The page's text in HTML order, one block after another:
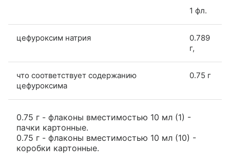
1 фл.
цефуроксим натрия
0.789
г,
что соответствует содержанию
цефуроксима
0.75 г
0.75 г - флаконы вместимостью 10 мл (1) -
пачки картонные.
0.75 г - флаконы вместимостью 10 мл (10) -
коробки картонные.